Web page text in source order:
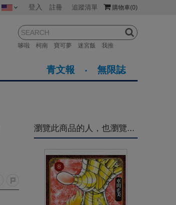
購物車(0)
登入 註冊 追蹤清單
哆啦 柯南 寶可夢 迷宮飯 我推
紐西蘭 馬來西亞
菲律賓
青文報 無限誌
瀏覽此商品的人，也瀏覽...